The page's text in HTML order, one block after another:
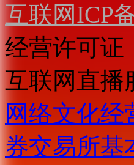
互联网ICP
经营许可证
互联网直播
网络文化经
券交易所基